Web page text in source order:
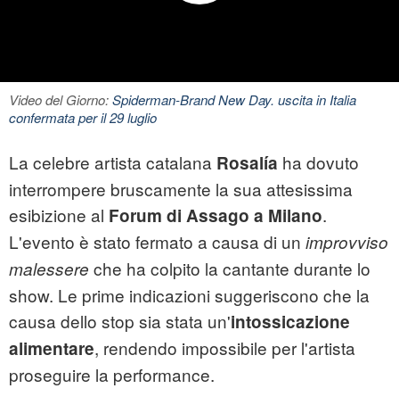
Video del Giorno:Spiderman-Brand New Day. uscita in Italia
confermata per il 29 luglio
La celebre artista catalana Rosalía ha dovuto
interrompere bruscamente la sua attesissima
esibizione al Forum di Assago a Milano.
L'evento è stato fermato a causa di un improvviso
malessere che ha colpito la cantante durante lo
show. Le prime indicazioni suggeriscono che la
causa dello stop sia stata un'intossicazione
alimentare, rendendo impossibile per l'artista
proseguire la performance.